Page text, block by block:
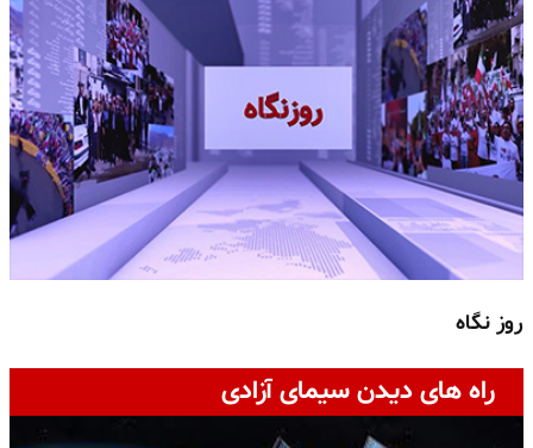
روز نگاه
راه های دیدن سیمای آزادی